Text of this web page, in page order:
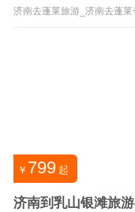
三日游
济南去蓬莱旅游_济南去蓬
￥ 799 起
济南到乳山银滩旅